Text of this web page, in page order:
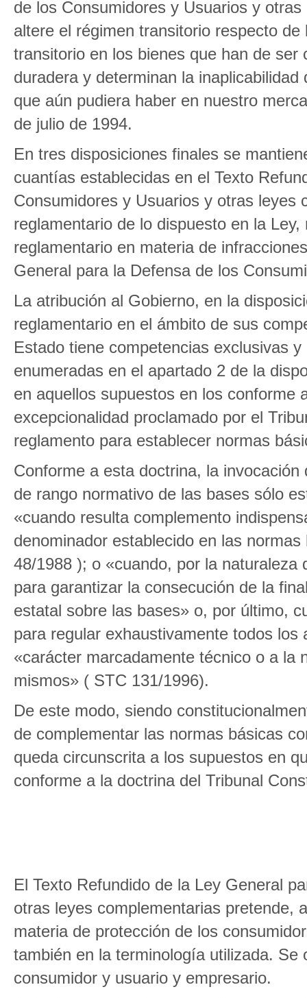
de los Consumidores y Usuarios y
altere el régimen transitorio respecto
transitorio en los bienes que han de
duradera y determinan la
que aún pudiera haber en nuestro
de julio de 1994.
En tres disposiciones finales se
cuantías establecidas en el Texto
Consumidores y Usuarios y otras leyes
reglamentario de lo dispuesto en la
reglamentario en materia de
General para la Defensa de los
La atribución al Gobierno, en la
reglamentario en el ámbito de sus
Estado tiene competencias exclusivas
enumeradas en el apartado 2 de la
en aquellos supuestos en los conforme
excepcionalidad proclamado por el
reglamento para establecer normas
Conforme a esta doctrina, la
de rango normativo de las bases sólo
«cuando resulta complemento
denominador establecido en las
48/1988 ); o «cuando, por la
para garantizar la consecución de la
estatal sobre las bases» o, por último,
para regular exhaustivamente todos
«carácter marcadamente técnico o a la
mismos» ( STC 131/1996).
De este modo, siendo
de complementar las normas básicas
queda circunscrita a los supuestos en
conforme a la doctrina del Tribunal
El Texto Refundido de la Ley General
otras leyes complementarias pretende,
materia de protección de los
también en la terminología utilizada.
consumidor y usuario y empresario.